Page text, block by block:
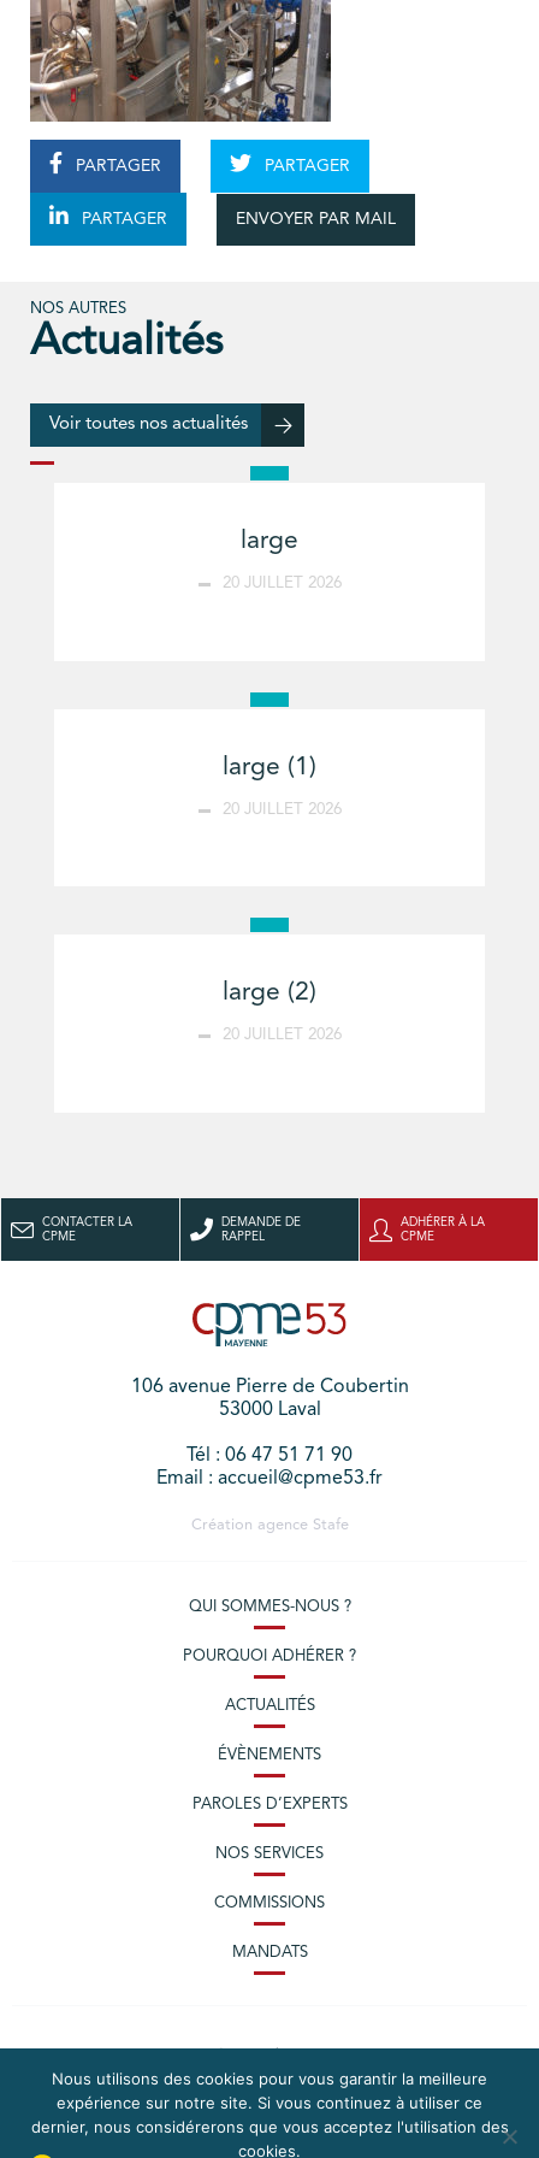
PARTAGER PARTAGER
PARTAGER ENVOYER PAR MAIL
NOS AUTRES
Actualités
Voir toutes nos actualités
large
20 JUILLET 2026
large (1)
20 JUILLET 2026
large (2)
20 JUILLET 2026
CONTACTER LA
CPME
DEMANDE DE
RAPPEL
ADHÉRER À LA
CPME
106 avenue Pierre de Coubertin
53000 Laval
Tél : 06 47 51 71 90
Email : accueil@cpme53.fr
Création agence Stafe
QUI SOMMES-NOUS ?
POURQUOI ADHÉRER ?
ACTUALITÉS
ÉVÈNEMENTS
PAROLES D’EXPERTS
NOS SERVICES
COMMISSIONS
MANDATS
Nous utilisons des cookies pour vous garantir la meilleure
expérience sur notre site. Si vous continuez à utiliser ce
dernier, nous considérerons que vous acceptez l'utilisation des
cookies.